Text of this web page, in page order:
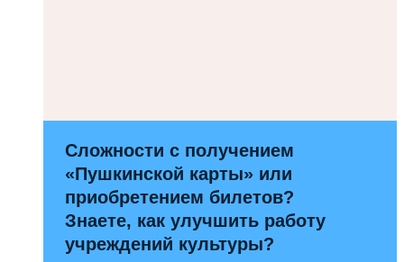
Сложности с получением
«Пушкинской карты» или
приобретением билетов?
Знаете, как улучшить работу
учреждений культуры?